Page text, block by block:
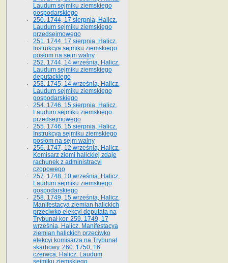
Laudum sejmiku ziemskiego
gospodarskiego
250. 1744, 17 sierpnia, Halicz.
Laudum sejmiku ziemskiego
przedsejmowego
251. 1744, 17 sierpnia, Halicz.
Instrukcya sejmiku ziemskiego
posłom na sejm walny
252. 1744, 14 września, Halicz.
Laudum sejmiku ziemskiego
deputackiego
253. 1745, 14 września, Halicz.
Laudum sejmiku ziemskiego
gospodarskiego
254. 1746, 15 sierpnia, Halicz.
Laudum sejmiku ziemskiego
przedsejmowego
255. 1746, 15 sierpnia, Halicz.
Instrukcya sejmiku ziemskiego
posłom na sejm walny
256. 1747, 12 września, Halicz.
Komisarz ziemi halickiej zdaje
rachunek z administracyi
czopowego
257. 1748, 10 września, Halicz.
Laudum sejmiku ziemskiego
gospodarskiego
258. 1749, 15 września, Halicz.
Manifestacya ziemian halickich
przeciwko elekcyi deputata na
Trybunał kor. 259. 1749, 17
września, Halicz. Manifestacya
ziemian halickich przeciwko
elekcyi komisarza na Trybunał
skarbowy. 260. 1750, 16
czerwca, Halicz. Laudum
sejmiku ziemskiego